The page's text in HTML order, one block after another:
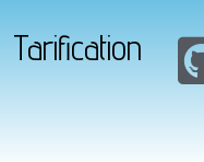
Tarification